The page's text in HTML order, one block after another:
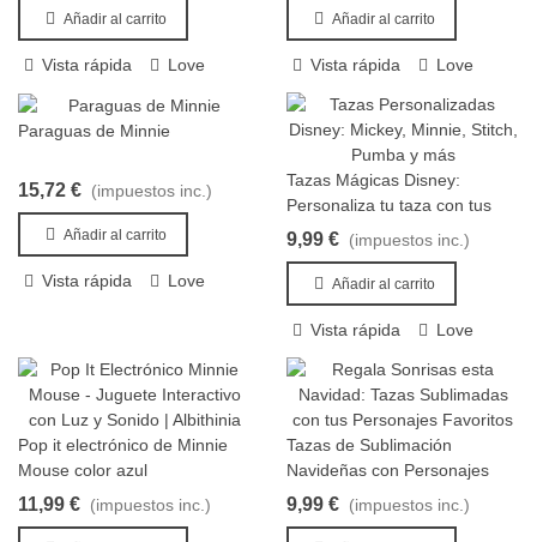
Añadir al carrito
Vista rápida Love
Añadir al carrito
Vista rápida Love
Añadir al carrito
Paraguas de Minnie
15,72 € (impuestos inc.)
Añadir al carrito
Vista rápida Love
Añadir al carrito
Tazas Mágicas Disney:
Personaliza tu taza con tus
personajes favoritos: Mickey,
Minnie, Stitch, Pumba y
muchas más princesas.
9,99 € (impuestos inc.)
Añadir al carrito
Vista rápida Love
Añadir al carrito
Pop it electrónico de Minnie
Mouse color azul
11,99 € (impuestos inc.)
Añadir al carrito
Tazas de Sublimación
Navideñas con Personajes
Icónicos – Hello Kitty, Mickey
Mouse y Más
9,99 € (impuestos inc.)